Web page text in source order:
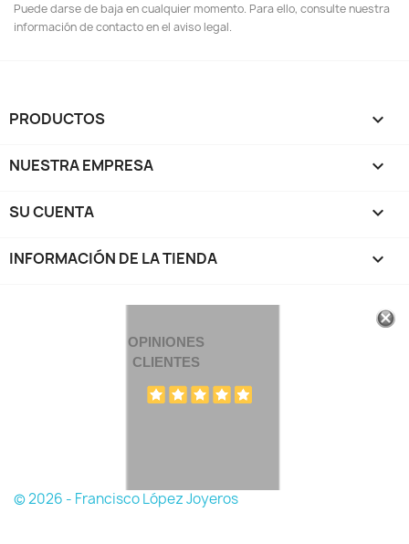
Puede darse de baja en cualquier momento. Para ello, consulte nuestra
información de contacto en el aviso legal.
PRODUCTOS 
NUESTRA EMPRESA 
SU CUENTA 
INFORMACIÓN DE LA TIENDA keyboard_arrow_down
OPINIONES
CLIENTES
© 2026 - Francisco López Joyeros